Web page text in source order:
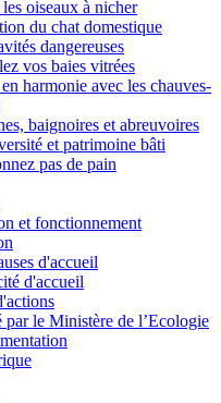
oiseaux à nicher
du chat domestique
dangereuses
vos baies vitrées
harmonie avec les chauves-
baignoires et abreuvoires
et patrimoine bâti
pas de pain
et fonctionnement
d'accueil
d'accueil
par le Ministère de l’Ecologie